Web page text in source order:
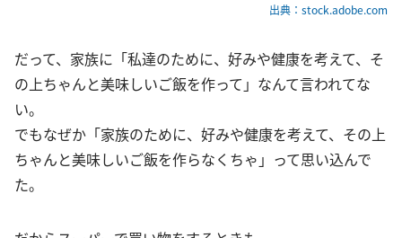
出典：stock.adobe.com
だって、家族に「私達のために、好みや健康を考えて、そ
の上ちゃんと美味しいご飯を作って」なんて言われてな
い。
でもなぜか「家族のために、好みや健康を考えて、その上
ちゃんと美味しいご飯を作らなくちゃ」って思い込んで
た。